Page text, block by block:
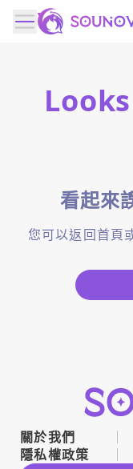
看起來
您可以返回首頁
關於我們
隱私權政策